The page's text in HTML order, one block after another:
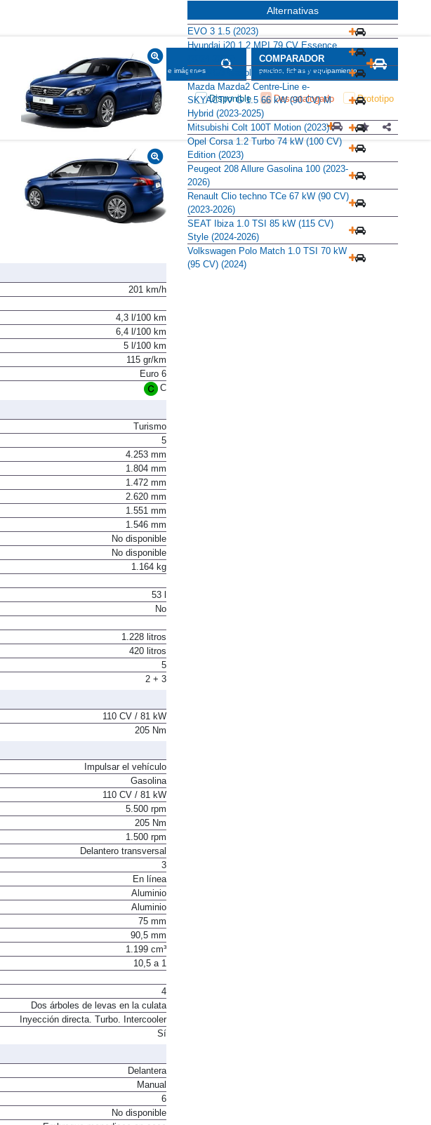
BUSCADOR
informaciones, fichas e imágenes
COMPARADOR
precios, fichas y equipamiento
Disponible Descatalogado Prototipo
201 km/h
4,3 l/100 km
6,4 l/100 km
5 l/100 km
115 gr/km
Euro 6
C
Turismo
5
4.253 mm
1.804 mm
1.472 mm
2.620 mm
1.551 mm
1.546 mm
No disponible
No disponible
1.164 kg
53 l
No
1.228 litros
420 litros
5
2 + 3
110 CV / 81 kW
205 Nm
Impulsar el vehículo
Gasolina
110 CV / 81 kW
5.500 rpm
205 Nm
1.500 rpm
Delantero transversal
3
En línea
Aluminio
Aluminio
75 mm
90,5 mm
1.199 cm³
10,5 a 1
4
Dos árboles de levas en la culata
Inyección directa. Turbo. Intercooler
Sí
Delantera
Manual
6
No disponible
Alternativas
EVO 3 1.5 (2023)
Hyundai i20 1.2 MPI 79 CV Essence
(2024-2026)
MG MG3 Gasolina Comfort (2025)
Mazda Mazda2 Centre-Line e-
SKYACTIV G 1.5 66 kW (90 CV) M
Hybrid (2023-2025)
Mitsubishi Colt 100T Motion (2023)
Opel Corsa 1.2 Turbo 74 kW (100 CV)
Edition (2023)
Peugeot 208 Allure Gasolina 100 (2023-
2026)
Renault Clio techno TCe 67 kW (90 CV)
(2023-2026)
SEAT Ibiza 1.0 TSI 85 kW (115 CV)
Style (2024-2026)
Volkswagen Polo Match 1.0 TSI 70 kW
(95 CV) (2024)